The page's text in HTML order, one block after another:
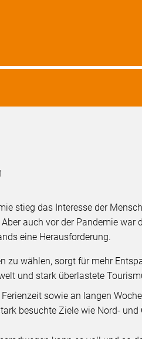
stieg das Interesse der
auch vor der Pandemie war
eine Herausforderung.
zu wählen, sorgt für mehr
und stark überlastete
sowie an langen
besuchte Ziele wie Nord- und